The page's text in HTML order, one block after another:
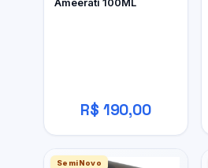
R$ 190,00
SemiNovo